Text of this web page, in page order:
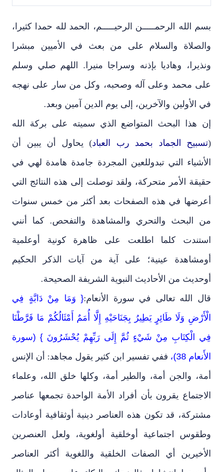
بسم الله الرحمـــــن الرحيـــــم، الحمد لله حمدا كثيرا،
والصلاة والسلام على من بعث في الأميين مبشرا
ونذيرا، وهاديا بإذنه وسراجا منيرا. اللهم صلي وسلم
على محمد وعلى آله وصحبه، وكل من سار على نهجه
في الأولين والآخرين، إلى يوم الدين آمين وبعد.
إن هذا البحث المتواضع الذي سميته على بركة الله
(تسبيح الجماد بحمد رب العباد) يحاول أن يبين أن
الأشياء التي تبدوللعين المجردة جامدة هامدة لهي في
حقيقة الأمر متحركة، ولقد توصلت إلى هذه النتائج التي
أعرضها في هذه الصفحات بعد أكثر من خمس سنوات
من البحث والتحري والمشاهدة والتفحص. كما أنني
استندت كلما اطلعت على ظاهرة كونية أوعلمية
أومشاهدة عينية؛ على آية من آيات الذكر الحكيم
أوحديث من الأحاديث النبوية الشريفة الصحيحة.
قال الله تعالى في سورة الأنعام:{ وَمَا مِنْ دَابَّةٍ فِي
الْأَرْضِ وَلَا طَائِرٍ يَطِيرُ بِجَنَاحَيْهِ إِلَّا أُمَمٌ أَمْثَالُكُمْ مَا فَرَّطْنَا
فِي الْكِتَابِ مِنْ شَيْءٍ ثُمَّ إِلَى رَبِّهِمْ يُحْشَرُونَ } (سورة
الأَنعام 38)،
ففي تفسير ابن كثير يقول مجاهد: أن الإنس
أمة، والجن أمة، والطير أمة، وكلها خلق الله، وعلماء
الاجتماع يقرون بأن أفراد الأمة الواحدة تجمعها عناصر
مشتركة، قد تكون هذه العناصر دينية أوثقافية أوعادات
وطقوس اجتماعية أوخلقية أولغوية، ولعل العنصرين
الأخيرين أي الصفات الخلقية واللغوية أكثر العناصر